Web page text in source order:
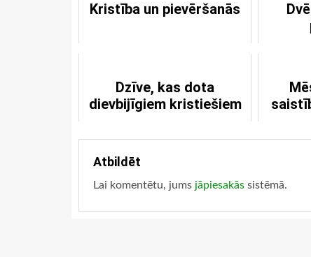
Kristība un pievēršanās
Dzīve, kas dota
dievbijīgiem kristiešiem
Atbildēt
Lai komentētu, jums jāpiesakās sistēmā.